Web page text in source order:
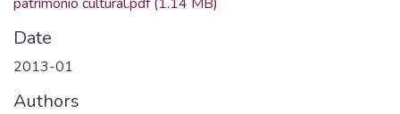
Date
2013-01
Authors